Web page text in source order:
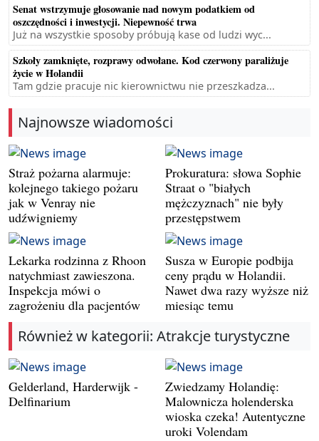
Senat wstrzymuje głosowanie nad nowym podatkiem od
oszczędności i inwestycji. Niepewność trwa
Już na wszystkie sposoby próbują kase od ludzi wyc...
Szkoły zamknięte, rozprawy odwołane. Kod czerwony paraliżuje
życie w Holandii
Tam gdzie pracuje nic kierownictwu nie przeszkadza...
Najnowsze wiadomości
Straż pożarna alarmuje:
kolejnego takiego pożaru
jak w Venray nie
udźwigniemy
Prokuratura: słowa Sophie
Straat o "białych
mężczyznach" nie były
przestępstwem
Lekarka rodzinna z Rhoon
natychmiast zawieszona.
Inspekcja mówi o
zagrożeniu dla pacjentów
Susza w Europie podbija
ceny prądu w Holandii.
Nawet dwa razy wyższe niż
miesiąc temu
Również w kategorii: Atrakcje turystyczne
Gelderland, Harderwijk -
Delfinarium
Zwiedzamy Holandię:
Malownicza holenderska
wioska czeka! Autentyczne
uroki Volendam